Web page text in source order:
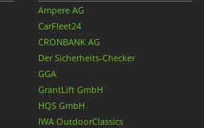
Ampere AG
CarFleet24
CRONBANK AG
Der Sicherheits-Checker
GGA
GrantLift GmbH
HQS GmbH
IWA OutdoorClassics